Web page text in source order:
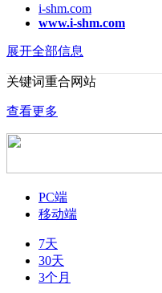
i-shm.com
www.i-shm.com
展开全部信息
关键词重合网站
查看更多
PC端
移动端
7天
30天
3个月